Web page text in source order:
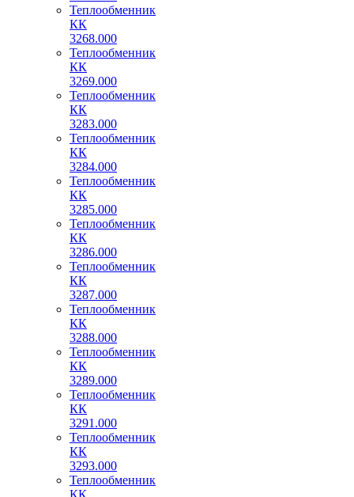
Теплообменник
КК
3268.000
Теплообменник
КК
3269.000
Теплообменник
КК
3283.000
Теплообменник
КК
3284.000
Теплообменник
КК
3285.000
Теплообменник
КК
3286.000
Теплообменник
КК
3287.000
Теплообменник
КК
3288.000
Теплообменник
КК
3289.000
Теплообменник
КК
3291.000
Теплообменник
КК
3293.000
Теплообменник
КК